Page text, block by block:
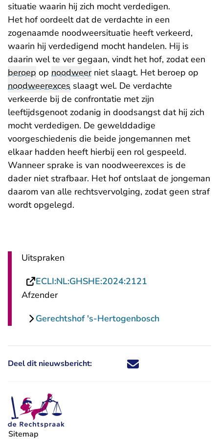
situatie waarin hij zich mocht verdedigen.
Het hof oordeelt dat de verdachte in een
zogenaamde noodweersituatie heeft verkeerd,
waarin hij verdedigend mocht handelen. Hij is
daarin wel te ver gegaan, vindt het hof, zodat een
beroep op noodweerniet slaagt. Het beroep op
noodweerexces slaagt wel. De verdachte
verkeerde bij de confrontatie met zijn
leeftijdsgenoot zodanig in doodsangst dat hij zich
mocht verdedigen. De gewelddadige
voorgeschiedenis die beide jongemannen met
elkaar hadden heeft hierbij een rol gespeeld.
Wanneer sprake is van noodweerexces is de
dader niet strafbaar. Het hof ontslaat de jongeman
daarom van alle rechtsvervolging, zodat geen straf
wordt opgelegd.
Uitspraken
ECLI:NL:GHSHE:2024:2121
Afzender
Gerechtshof 's-Hertogenbosch
Deel dit nieuwsbericht: Deel dit nieuwsbericht via X -
Deel dit nieuwsbericht via
Deel dit nieuwsbericht
Deel dit
Sitemap